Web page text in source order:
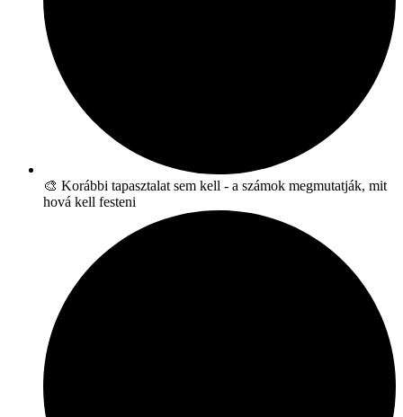
🎨 Korábbi tapasztalat sem kell - a számok megmutatják, mit
hová kell festeni